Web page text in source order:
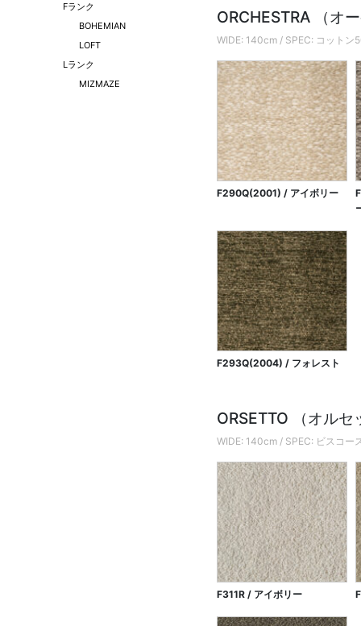
ORCHESTRA （オ
WIDE: 140cm / SPEC: コット
F290Q(2001) / アイボリー
F293Q(2004) / フォレスト
ORSETTO （オルセ
WIDE: 140cm / SPEC: ビスコー
F311R / アイボリー
Fランク
BOHEMIAN
LOFT
Lランク
MIZMAZE